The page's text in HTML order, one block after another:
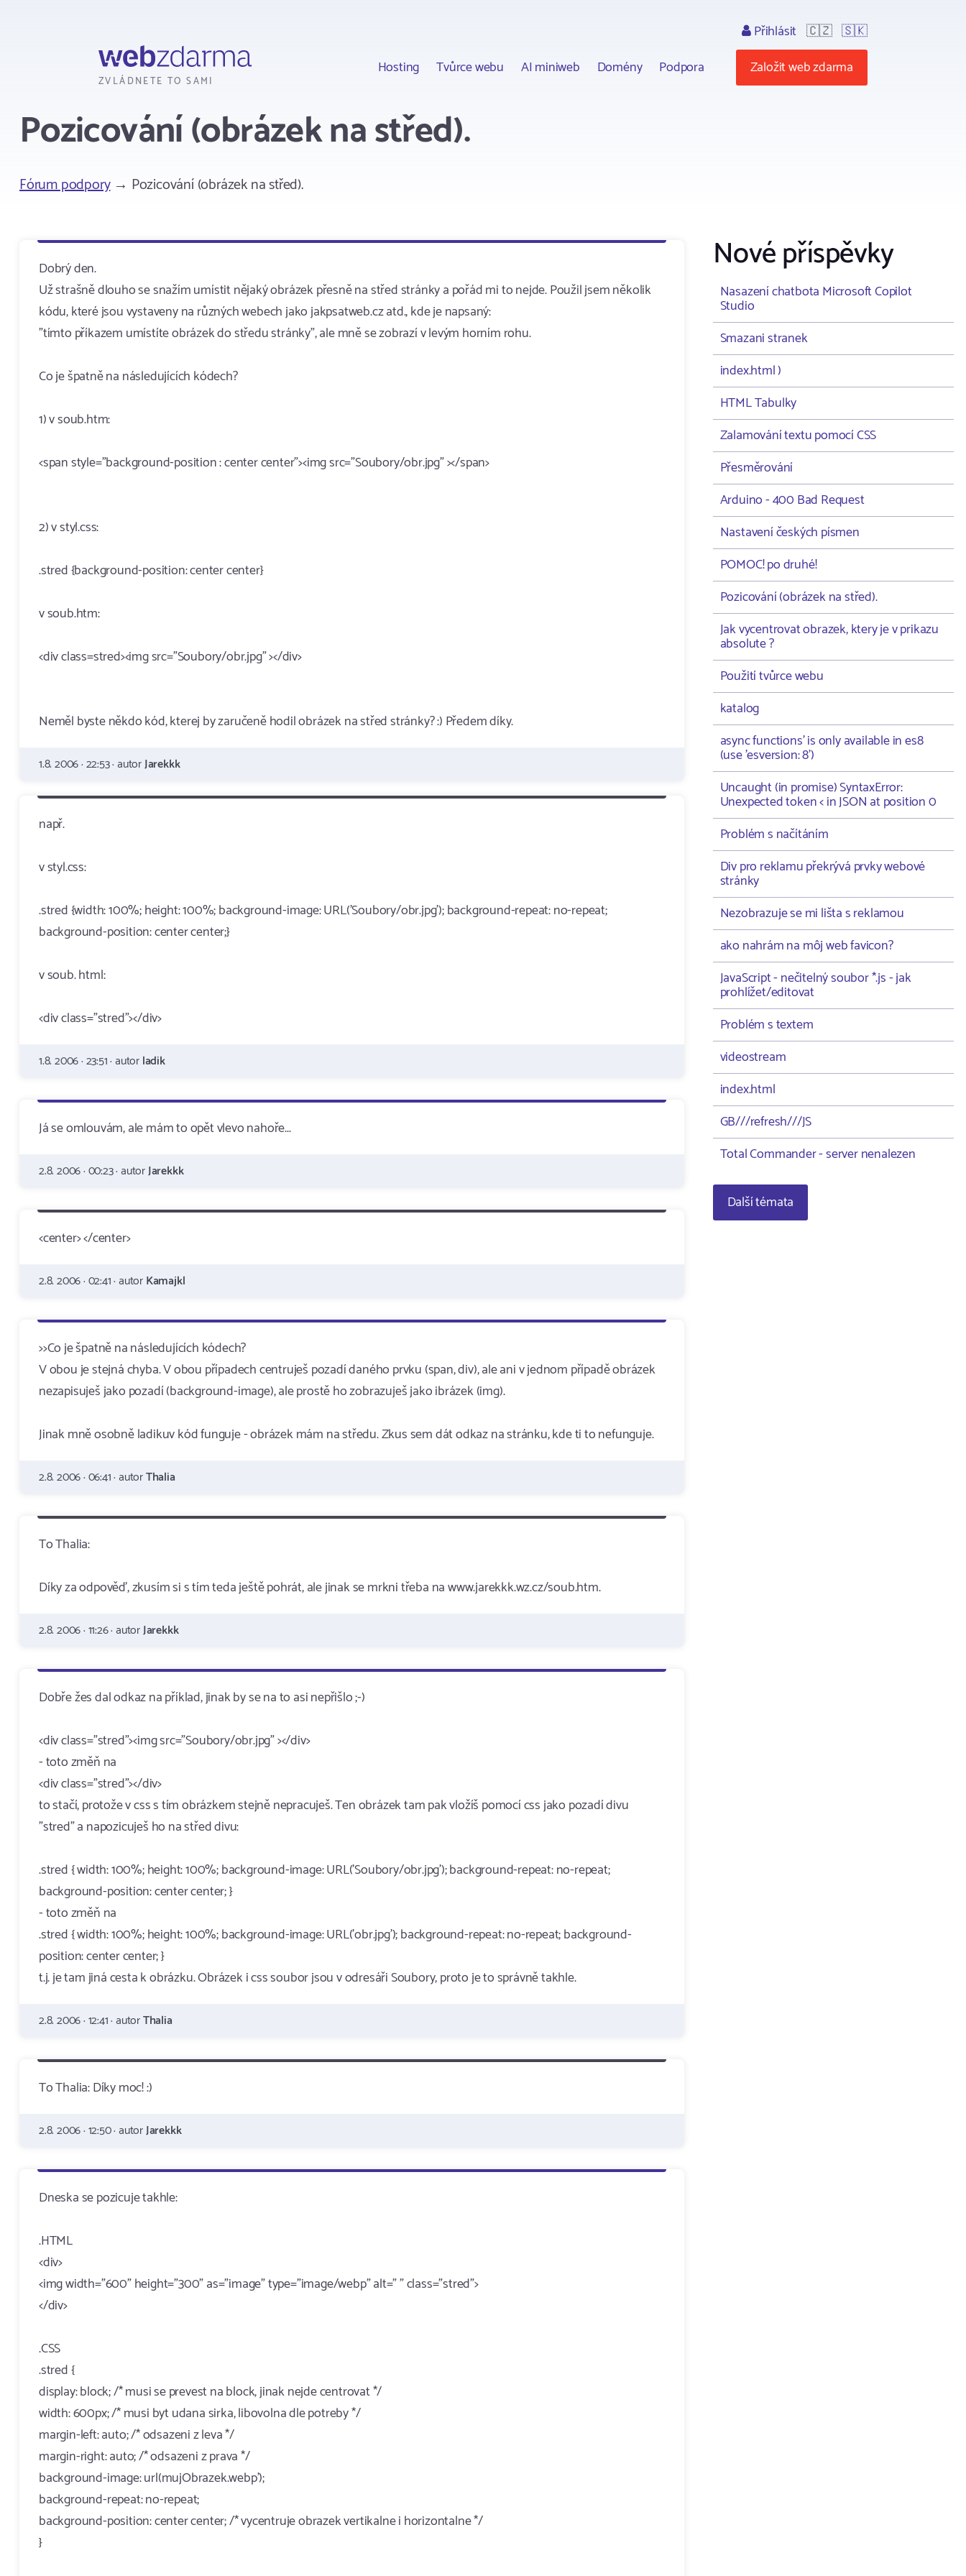
ZVLÁDNETE TO SAMI
Hosting Tvůrce webu AI miniweb Domény Podpora
Přihlásit 🇨🇿 🇸🇰
Založit web zdarma
Pozicování (obrázek na střed).
Fórum podpory→ Pozicování (obrázek na střed).
Dobrý den.
Už strašně dlouho se snažím umístit nějaký obrázek přesně na střed stránky a pořád mi to nejde. Použil jsem několik
kódu, které jsou vystaveny na různých webech jako jakpsatweb.cz atd., kde je napsaný:
"tímto příkazem umístíte obrázek do středu stránky", ale mně se zobrazí v levým horním rohu.
Co je špatně na následujících kódech?
1) v soub.htm:
<span style="background-position : center center"><img src="Soubory/obr.jpg" ></span>
2) v styl.css:
.stred {background-position: center center}
v soub.htm:
<div class=stred><img src="Soubory/obr.jpg" ></div>
Neměl byste někdo kód, kterej by zaručeně hodil obrázek na střed stránky? :) Předem díky.
1.8. 2006 · 22:53 · autorJarekkk
např.
v styl.css:
.stred {width: 100%; height: 100%; background-image: URL('Soubory/obr.jpg'); background-repeat: no-repeat;
background-position: center center;}
v soub. html:
<div class="stred"></div>
1.8. 2006 · 23:51 · autorladik
Já se omlouvám, ale mám to opět vlevo nahoře...
2.8. 2006 · 00:23 · autorJarekkk
<center> </center>
2.8. 2006 · 02:41 · autorKamajkl
>>Co je špatně na následujících kódech?
V obou je stejná chyba. V obou případech centruješ pozadí daného prvku (span, div), ale ani v jednom případě obrázek
nezapisuješ jako pozadí (background-image), ale prostě ho zobrazuješ jako ibrázek (img).
Jinak mně osobně ladikuv kód funguje - obrázek mám na středu. Zkus sem dát odkaz na stránku, kde ti to nefunguje.
2.8. 2006 · 06:41 · autorThalia
To Thalia:
Díky za odpověď, zkusím si s tím teda ještě pohrát, ale jinak se mrkni třeba na www.jarekkk.wz.cz/soub.htm.
2.8. 2006 · 11:26 · autorJarekkk
Dobře žes dal odkaz na příklad, jinak by se na to asi nepřišlo ;-)
<div class="stred"><img src="Soubory/obr.jpg" ></div>
- toto změň na
<div class="stred"></div>
to stačí, protože v css s tím obrázkem stejně nepracuješ. Ten obrázek tam pak vložíš pomocí css jako pozadí divu
"stred" a napozicuješ ho na střed divu:
.stred { width: 100%; height: 100%; background-image: URL('Soubory/obr.jpg'); background-repeat: no-repeat;
background-position: center center; }
- toto změň na
.stred { width: 100%; height: 100%; background-image: URL('obr.jpg'); background-repeat: no-repeat; background-
position: center center; }
t.j. je tam jiná cesta k obrázku. Obrázek i css soubor jsou v odresáři Soubory, proto je to správně takhle.
2.8. 2006 · 12:41 · autorThalia
To Thalia: Díky moc! :)
2.8. 2006 · 12:50 · autorJarekkk
Dneska se pozicuje takhle:
.HTML
<div>
<img width="600" height="300" as="image" type="image/webp" alt=" " class="stred">
</div>
.CSS
.stred {
display: block; /* musi se prevest na block, jinak nejde centrovat */
width: 600px; /* musi byt udana sirka, libovolna dle potreby */
margin-left: auto; /* odsazeni z leva */
margin-right: auto; /* odsazeni z prava */
background-image: url(mujObrazek.webp');
background-repeat: no-repeat;
background-position: center center; /* vycentruje obrazek vertikalne i horizontalne */
}
Nové příspěvky
Nasazení chatbota Microsoft Copilot
Studio
Smazani stranek
index.html )
HTML Tabulky
Zalamování textu pomocí CSS
Přesměrování
Arduino - 400 Bad Request
Nastavení českých písmen
POMOC! po druhé!
Pozicování (obrázek na střed).
Jak vycentrovat obrazek, ktery je v prikazu
absolute ?
Použití tvůrce webu
katalog
async functions' is only available in es8
(use 'esversion: 8')
Uncaught (in promise) SyntaxError:
Unexpected token < in JSON at position 0
Problém s načítáním
Div pro reklamu překrývá prvky webové
stránky
Nezobrazuje se mi lišta s reklamou
ako nahrám na môj web favicon?
JavaScript - nečitelný soubor *.js - jak
prohlížet/editovat
Problém s textem
videostream
index.html
GB///refresh///JS
Total Commander - server nenalezen
Další témata